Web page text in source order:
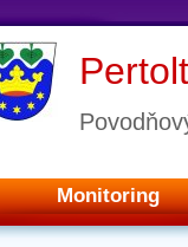
Monitoring